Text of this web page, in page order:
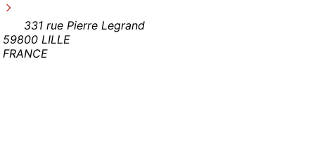
331 rue Pierre Legrand
59800 LILLE
FRANCE